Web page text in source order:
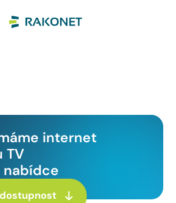
internet
TV
nabídce